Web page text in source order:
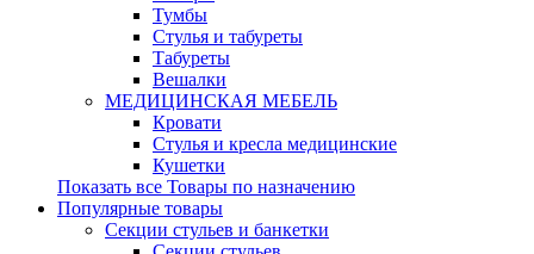
Тумбы
Стулья и табуреты
Табуреты
Вешалки
МЕДИЦИНСКАЯ МЕБЕЛЬ
Кровати
Стулья и кресла медицинские
Кушетки
Показать все Товары по назначению
Популярные товары
Секции стульев и банкетки